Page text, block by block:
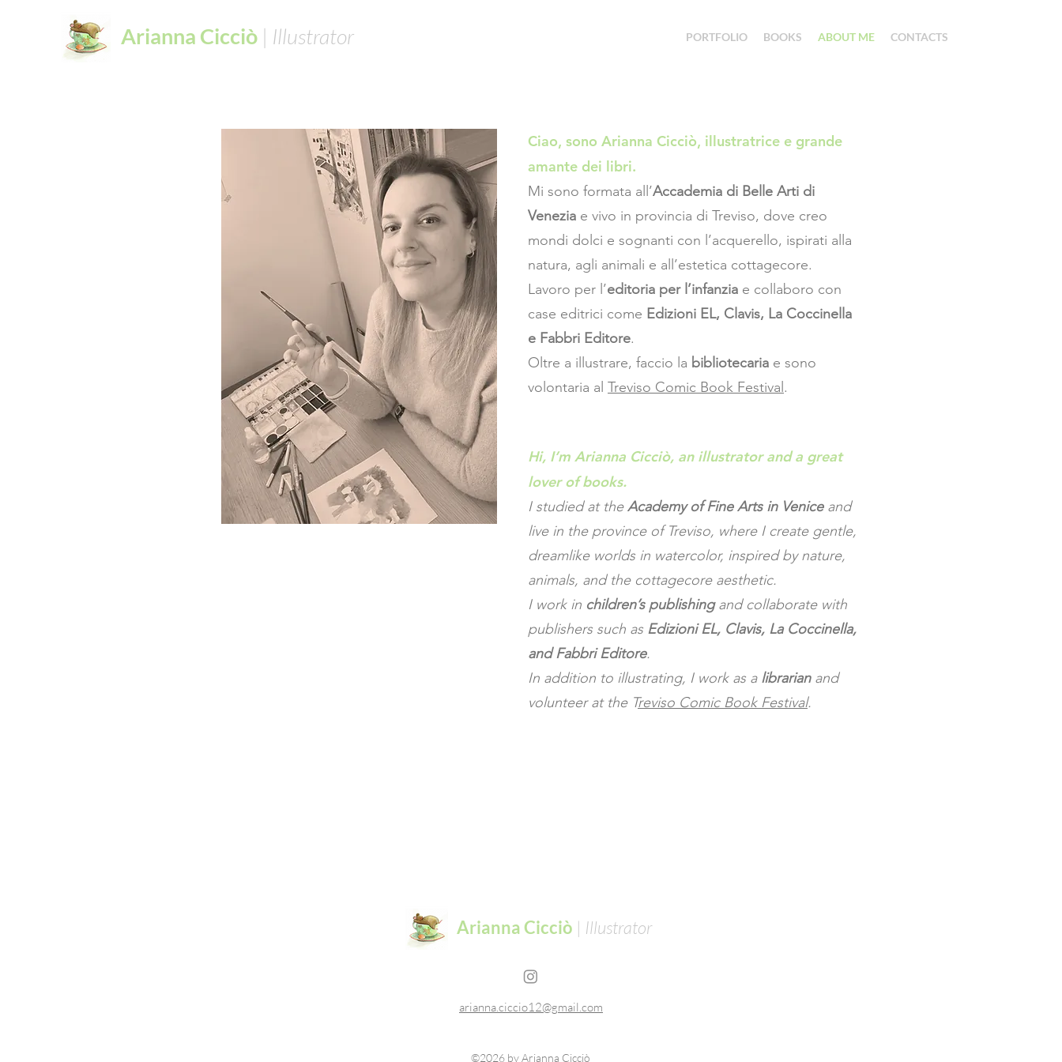
Arianna Cicciò | Illustrator PORTFOLIO BOOKS ABOUT ME CONTACTS
Ciao, sono Arianna Cicciò, illustratrice e grande
amante dei libri.
Mi sono formata all’Accademia di Belle Arti di
Venezia e vivo in provincia di Treviso, dove creo
mondi dolci e sognanti con l’acquerello, ispirati alla
natura, agli animali e all’estetica cottagecore.
Lavoro per l’editoria per l’infanzia e collaboro con
case editrici come Edizioni EL, Clavis, La Coccinella
e Fabbri Editore.
Oltre a illustrare, faccio la bibliotecaria e sono
volontaria al Treviso Comic Book Festival .
Hi, I’m Arianna Cicciò, an illustrator and a great
lover of books.
I studied at theAcademy of Fine Arts in Veniceand
live in the province of Treviso, where I create gentle,
dreamlike worlds in watercolor, inspired by nature,
animals, and the cottagecore aesthetic.
I work in children’s publishingand collaborate with
publishers such as Edizioni EL, Clavis, La Coccinella,
and Fabbri Editore.
In addition to illustrating, I work as a librarianand
volunteer at the Treviso Comic Book Festival.
Arianna Cicciò | Illustrator
arianna.ciccio12@gmail.com
©2026 by Arianna Cicciò